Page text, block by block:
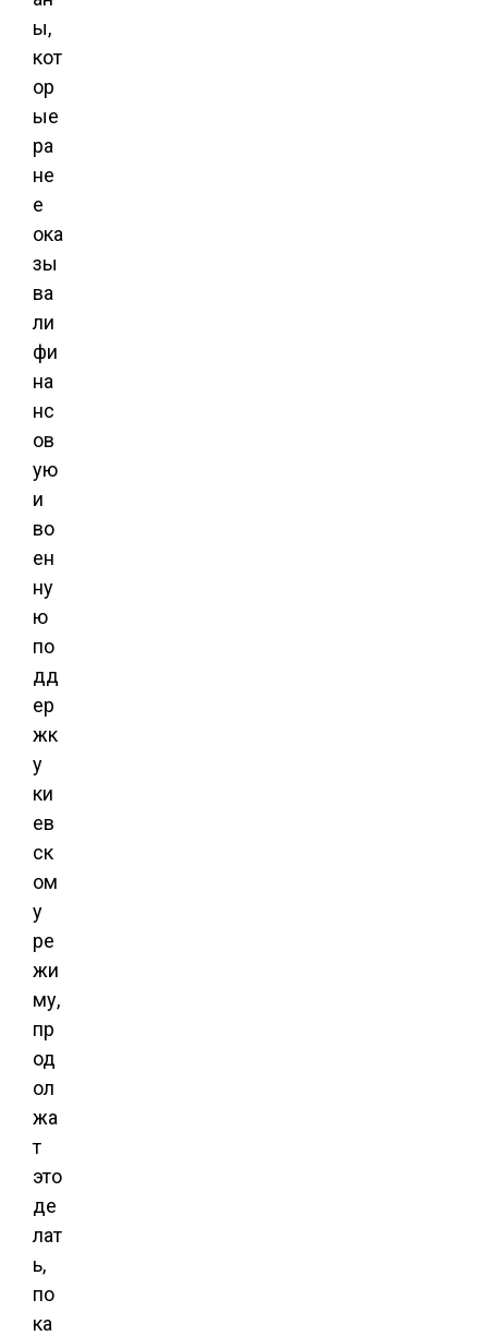
ы,
кот
ор
ые
ра
не
е
ока
зы
ва
ли
фи
на
нс
ов
ую
и
во
ен
ну
ю
по
дд
ер
жк
у
ки
ев
ск
ом
у
ре
жи
му,
пр
од
ол
жа
т
это
де
лат
ь,
по
ка